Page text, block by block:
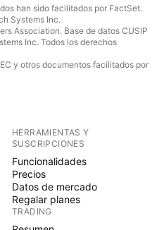
han sido facilitados por FactSet.
Systems Inc.
Association. Base de datos CUSIP
Inc. Todos los derechos
y otros documentos facilitados por
HERRAMIENTAS Y
SUSCRIPCIONES
Funcionalidades
Precios
Datos de mercado
Regalar planes
TRADING